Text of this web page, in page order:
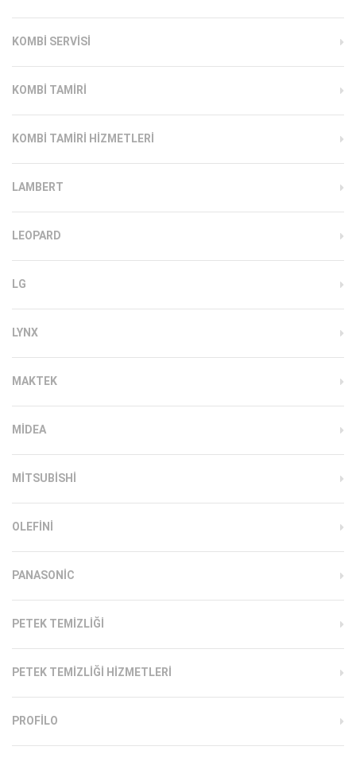
KOMBI SERVISI
KOMBI TAMIRI
KOMBI TAMIRI HIZMETLERI
LAMBERT
LEOPARD
LG
LYNX
MAKTEK
MIDEA
MITSUBISHI
OLEFINI
PANASONIC
PETEK TEMIZLIĞI
PETEK TEMIZLIĞI HIZMETLERI
PROFILO